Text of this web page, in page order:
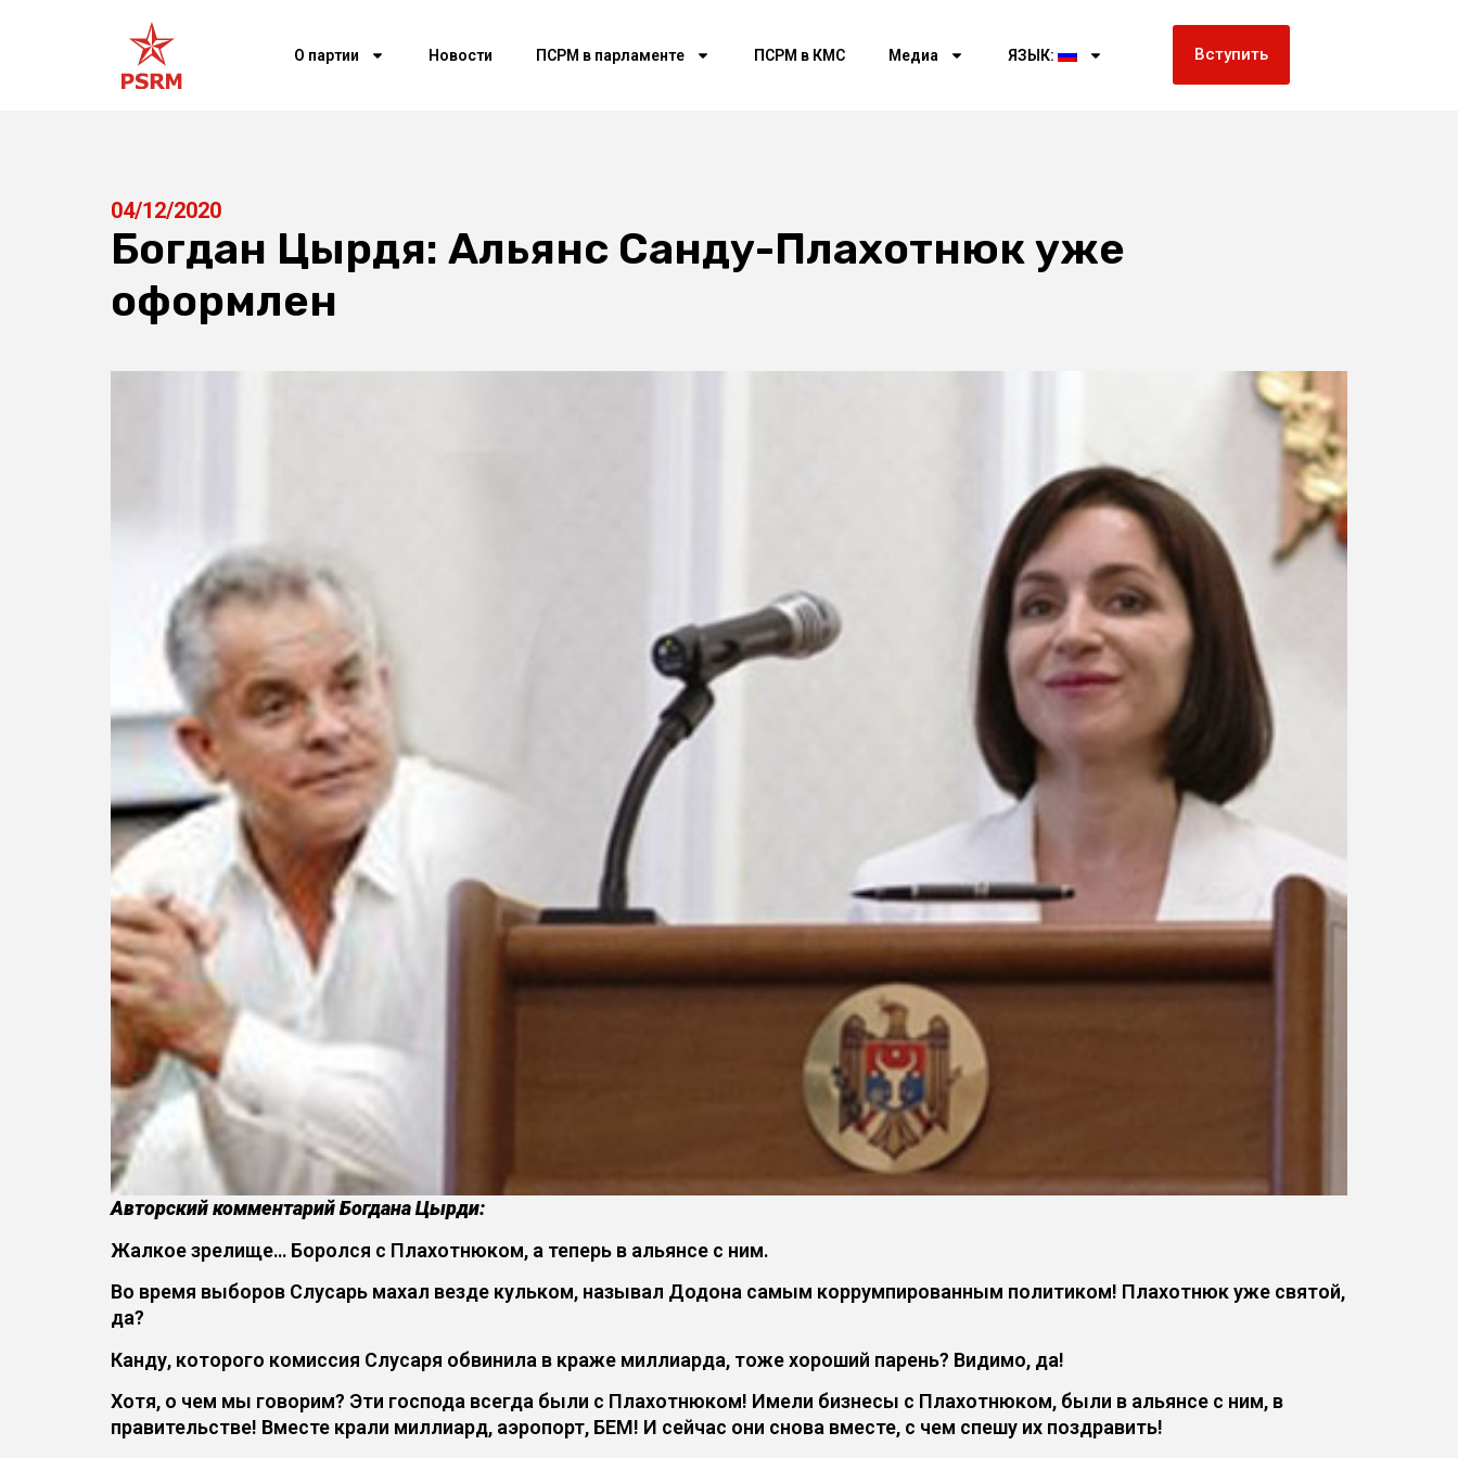
О партии Новости ПСРМ в парламенте ПСРМ в КМС Медиа ЯЗЫК: Вступить
04/12/2020
Богдан Цырдя: Альянс Санду-Плахотнюк уже
оформлен
Авторский комментарий Богдана Цырди:
Жалкое зрелище… Боролся с Плахотнюком, а теперь в альянсе с ним.
Во время выборов Слусарь махал везде кульком, называл Додона самым коррумпированным политиком! Плахотнюк уже святой,
да?
Канду, которого комиссия Слусаря обвинила в краже миллиарда, тоже хороший парень? Видимо, да!
Хотя, о чем мы говорим? Эти господа всегда были с Плахотнюком! Имели бизнесы с Плахотнюком, были в альянсе с ним, в
правительстве! Вместе крали миллиард, аэропорт, БЕМ! И сейчас они снова вместе, с чем спешу их поздравить!